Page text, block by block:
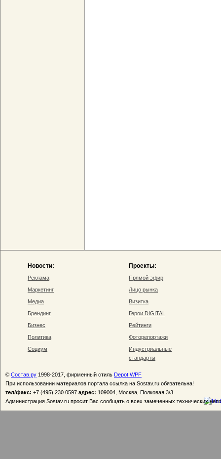
Новости:
Реклама
Маркетинг
Медиа
Брендинг
Бизнес
Политика
Социум
Проекты:
Прямой эфир
Лицо рынка
Визитка
Герои DIGITAL
Рейтинги
Фоторепортажи
Индустриальные
стандарты
© Состав.ру 1998-2017, фирменный стиль Depot WPF
При использовании материалов портала ссылка на Sostav.ru обязательна!
тел/факс: +7 (495) 230 0597 адрес: 109004, Москва, Полковая 3/3
Администрация Sostav.ru просит Вас сообщать о всех замеченных технических